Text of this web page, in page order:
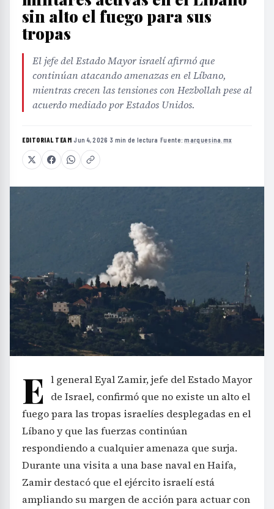
sin alto el fuego para sus
tropas
El jefe del Estado Mayor israelí afirmó que
continúan atacando amenazas en el Líbano,
mientras crecen las tensiones con Hezbollah pese al
acuerdo mediado por Estados Unidos.
EDITORIAL TEAM·Jun 4, 2026 ·3 min de lectura ·Fuente:marquesina.mx
E l general Eyal Zamir, jefe del Estado Mayor
de Israel, confirmó que no existe un alto el
fuego para las tropas israelíes desplegadas en el
Líbano y que las fuerzas continúan
respondiendo a cualquier amenaza que surja.
Durante una visita a una base naval en Haifa,
Zamir destacó que el ejército israelí está
ampliando su margen de acción para actuar con